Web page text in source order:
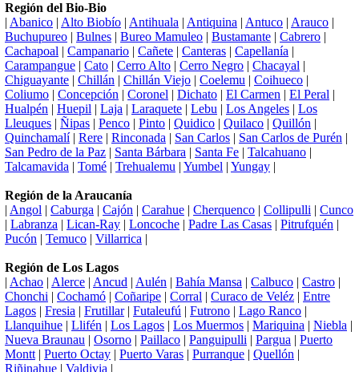
Región del Bio-Bio
| Abanico | Alto Biobío | Antihuala | Antiquina | Antuco | Arauco |
Buchupureo | Bulnes | Bureo Mamuleo | Bustamante | Cabrero |
Cachapoal | Campanario | Cañete | Canteras | Capellanía |
Carampangue | Cato | Cerro Alto | Cerro Negro | Chacayal |
Chiguayante | Chillán | Chillán Viejo | Coelemu | Coihueco |
Coliumo | Concepción | Coronel | Dichato | El Carmen | El Peral |
Hualpén | Huepil | Laja | Laraquete | Lebu | Los Angeles | Los
Lleuques | Ñipas | Penco | Pinto | Quidico | Quilaco | Quillón |
Quinchamalí| Rere | Rinconada | San Carlos | San Carlos de Purén |
San Pedro de la Paz | Santa Bárbara | Santa Fe | Talcahuano |
Talcamavida | Tomé | Trehualemu | Yumbel | Yungay |
Región de la Araucanía
| Angol | Caburga | Cajón | Carahue | Cherquenco | Collipulli | Cunco
| Labranza | Lican-Ray | Loncoche | Padre Las Casas | Pitrufquén |
Pucón | Temuco | Villarrica |
Región de Los Lagos
| Achao | Alerce | Ancud | Aulén | Bahía Mansa | Calbuco | Castro |
Chonchi | Cochamó | Coñaripe | Corral | Curaco de Veléz | Entre
Lagos | Fresia | Frutillar| Futaleufú | Futrono | Lago Ranco |
Llanquihue | Llifén | Los Lagos | Los Muermos | Mariquina | Niebla |
Nueva Braunau | Osorno | Paillaco | Panguipulli | Pargua | Puerto
Montt | Puerto Octay | Puerto Varas | Purranque | Quellón |
Riñinahue | Valdivia |